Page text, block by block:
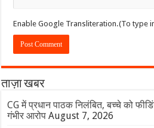
Enable Google Transliteration.(To type
ताज़ा खबर
CG में प्रधान पाठक निलंबित, बच्चे को
गंभीर आरोप August 7, 2026